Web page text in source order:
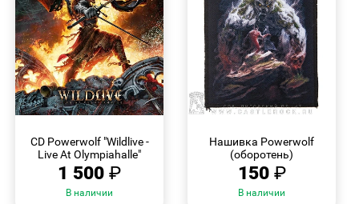
CD Powerwolf "Wildlive -
Live At Olympiahalle"
1 500 ₽
В наличии
Нашивка Powerwolf
(оборотень)
150 ₽
В наличии